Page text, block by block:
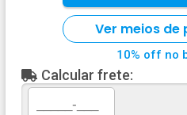
Ver meios de
10% off no
Calcular frete: